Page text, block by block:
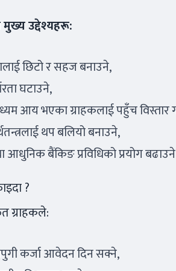
उद्देश्यहरू:
छिटो र सहज बनाउने,
घटाउने,
आय भएका ग्राहकलाई पहुँच विस्तार
थप बलियो बनाउने,
बैंकिङ प्रविधिको प्रयोग
?
ग्राहकले:
कर्जा आवेदन दिन सक्ने,